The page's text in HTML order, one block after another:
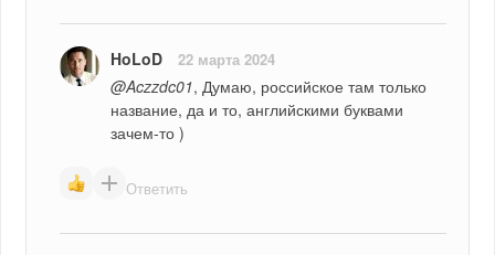
HoLoD 22 марта 2024
@Aczzdc01, Думаю, российское там только
название, да и то, английскими буквами
зачем-то )
Ответить